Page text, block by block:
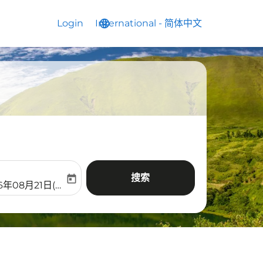
Login language
International - 简体中文
keyboard_arrow_down
label
return-date-aria-label
08月21日(周五)
today 搜索